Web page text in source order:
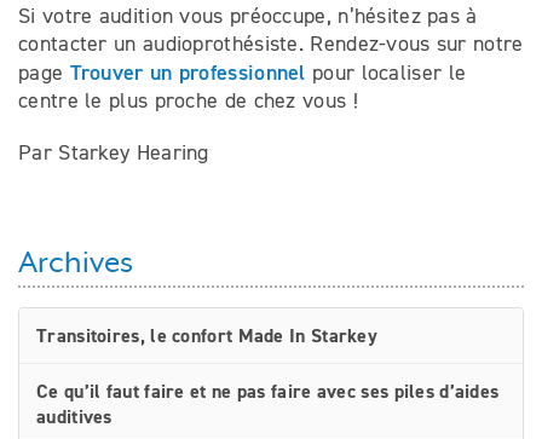
Si votre audition vous préoccupe, n’hésitez pas à
contacter un audioprothésiste. Rendez-vous sur notre
page Trouver un professionnel pour localiser le
centre le plus proche de chez vous !
Par Starkey Hearing
Archives
Transitoires, le confort Made In Starkey
Ce qu’il faut faire et ne pas faire avec ses piles d’aides
auditives